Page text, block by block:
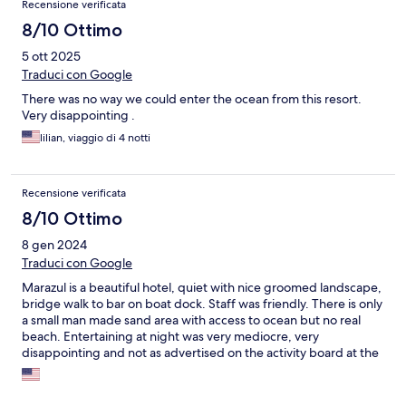
Recensione verificata
8/10 Ottimo
5 ott 2025
Traduci con Google
There was no way we could enter the ocean from this resort.
Very disappointing .
lilian, viaggio di 4 notti
Recensione verificata
8/10 Ottimo
8 gen 2024
Traduci con Google
Marazul is a beautiful hotel, quiet with nice groomed landscape,
bridge walk to bar on boat dock. Staff was friendly. There is only
a small man made sand area with access to ocean but no real
beach. Entertaining at night was very mediocre, very
disappointing and not as advertised on the activity board at the
hotel. The drinks at the bar are almost a completely ripooff. The
worst cocktails we have ever drinken. No name brands liquor.